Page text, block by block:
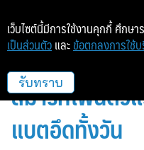
ใหม่!
สมาร์ทโฟนตัว
แบตอึดทั้งวัน
เว็บไซต์นี้มีการใช้งานคุกกี้ ศึกษา
เป็นส่วนตัว และ ข้อตกลงการใช้
รับทราบ